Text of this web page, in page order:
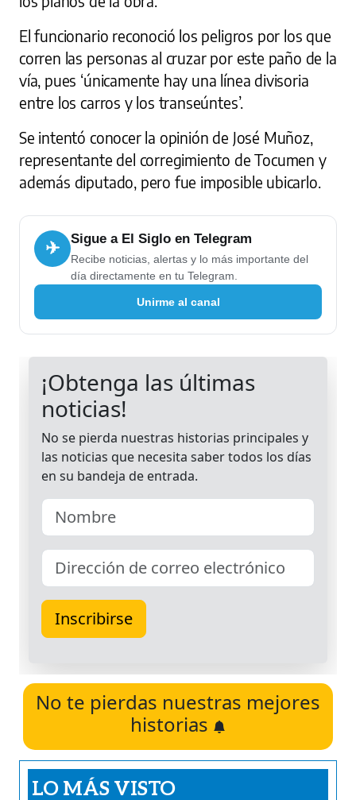
El funcionario reconoció los peligros por los que
corren las personas al cruzar por este paño de la
vía, pues ‘únicamente hay una línea divisoria
entre los carros y los transeúntes’.
Se intentó conocer la opinión de José Muñoz,
representante del corregimiento de Tocumen y
además diputado, pero fue imposible ubicarlo.
✈ Sigue a El Siglo en Telegram
Recibe noticias, alertas y lo más importante del
día directamente en tu Telegram.
Unirme al canal
No te pierdas nuestras mejores
historias
LO MÁS VISTO